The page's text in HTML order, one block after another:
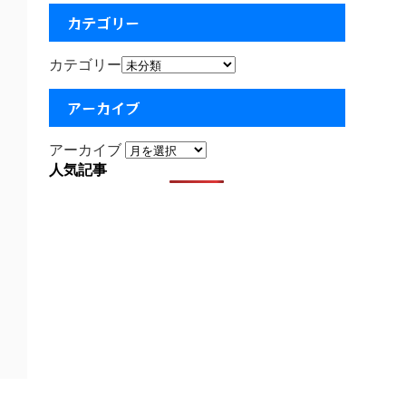
カテゴリー
カテゴリー
アーカイブ
アーカイブ
人気記事